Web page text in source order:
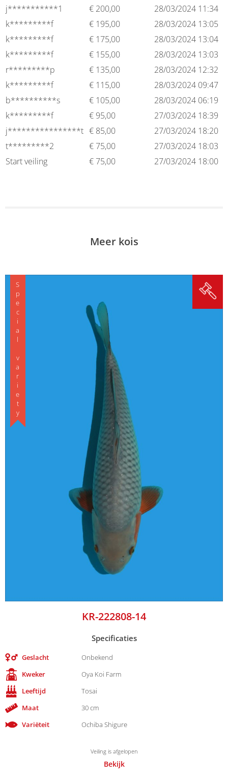
j***********1
€ 200,00
28/03/2024 11:34
k*********f
€ 195,00
28/03/2024 13:05
k*********f
€ 175,00
28/03/2024 13:04
k*********f
€ 155,00
28/03/2024 13:03
r*********p
€ 135,00
28/03/2024 12:32
k*********f
€ 115,00
28/03/2024 09:47
b**********s
€ 105,00
28/03/2024 06:19
k*********f
€ 95,00
27/03/2024 18:39
j****************t € 85,00
27/03/2024 18:20
t*********2
€ 75,00
27/03/2024 18:03
Start veiling
€ 75,00 27/03/2024 18:00
Meer kois
Special variety
KR-222808-14
Specificaties
Geslacht
Onbekend
Kweker
Oya Koi Farm
Leeftijd
Tosai
Maat
30 cm
Variëteit
Ochiba Shigure
Veiling is afgelopen
Bekijk